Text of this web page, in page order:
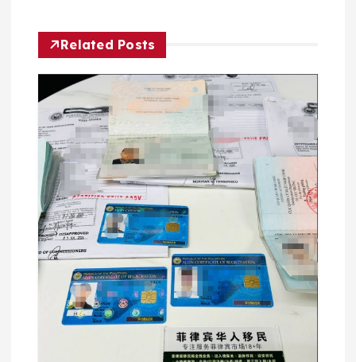
航
Related Posts